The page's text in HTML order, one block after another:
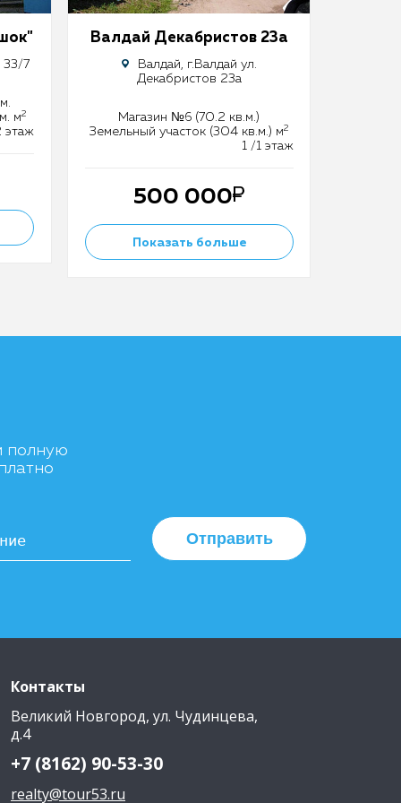
33/7
м2
этаж
Валдай Декабристов 23а
Валдай, г.Валдай ул.
Декабристов 23а
Магазин №6 (70.2 кв.м.)
Земельный участок (304 кв.м.) м2
1 /1 этаж
500 000
Показать больше
полную
Отправить
Контакты
Великий Новгород, ул. Чудинцева,
д.4
+7 (8162) 90-53-30
realty@tour53.ru